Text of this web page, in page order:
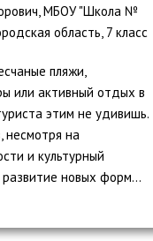
МБОУ "Школа №
область, 7 класс
пляжи,
или активный отдых в
этим не удивишь.
несмотря на
и культурный
новых форм...